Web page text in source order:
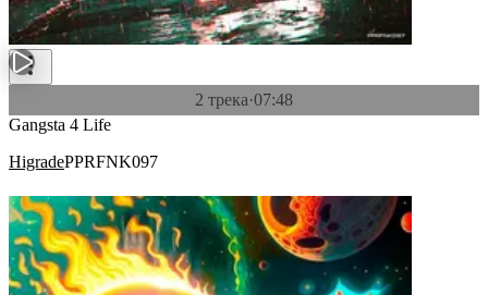
2 трека·07:48
Gangsta 4 Life
HigradePPRFNK097